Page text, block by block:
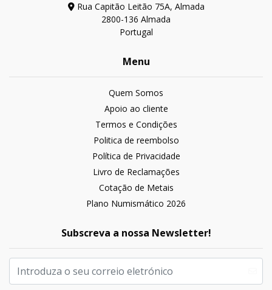
Rua Capitão Leitão 75A, Almada
2800-136 Almada
Portugal
Menu
Quem Somos
Apoio ao cliente
Termos e Condições
Politica de reembolso
Política de Privacidade
Livro de Reclamações
Cotação de Metais
Plano Numismático 2026
Subscreva a nossa Newsletter!